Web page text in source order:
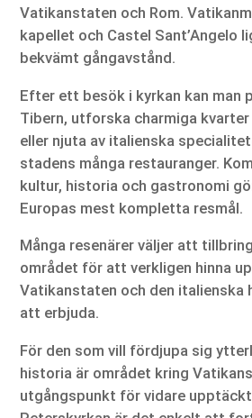
Vatikanstaten och Rom.
kapellet och Castel Sant’Angelo
bekvämt gångavstånd.
Efter ett besök i kyrkan kan man
Tibern, utforska charmiga
eller njuta av italienska
stadens många restauranger.
kultur, historia och gastronomi
Europas mest kompletta resmål.
Många resenärer väljer att
området för att verkligen hinna
Vatikanstaten och den italienska
att erbjuda.
För den som vill fördjupa sig
historia är området kring
utgångspunkt för vidare